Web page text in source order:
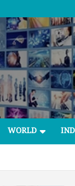
WORLD